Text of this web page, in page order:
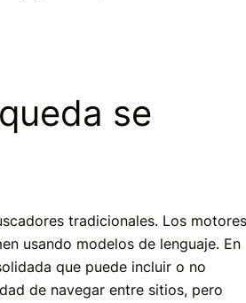
se
tradicionales. Los motores
usando modelos de lenguaje. En
que puede incluir o no
de navegar entre sitios, pero